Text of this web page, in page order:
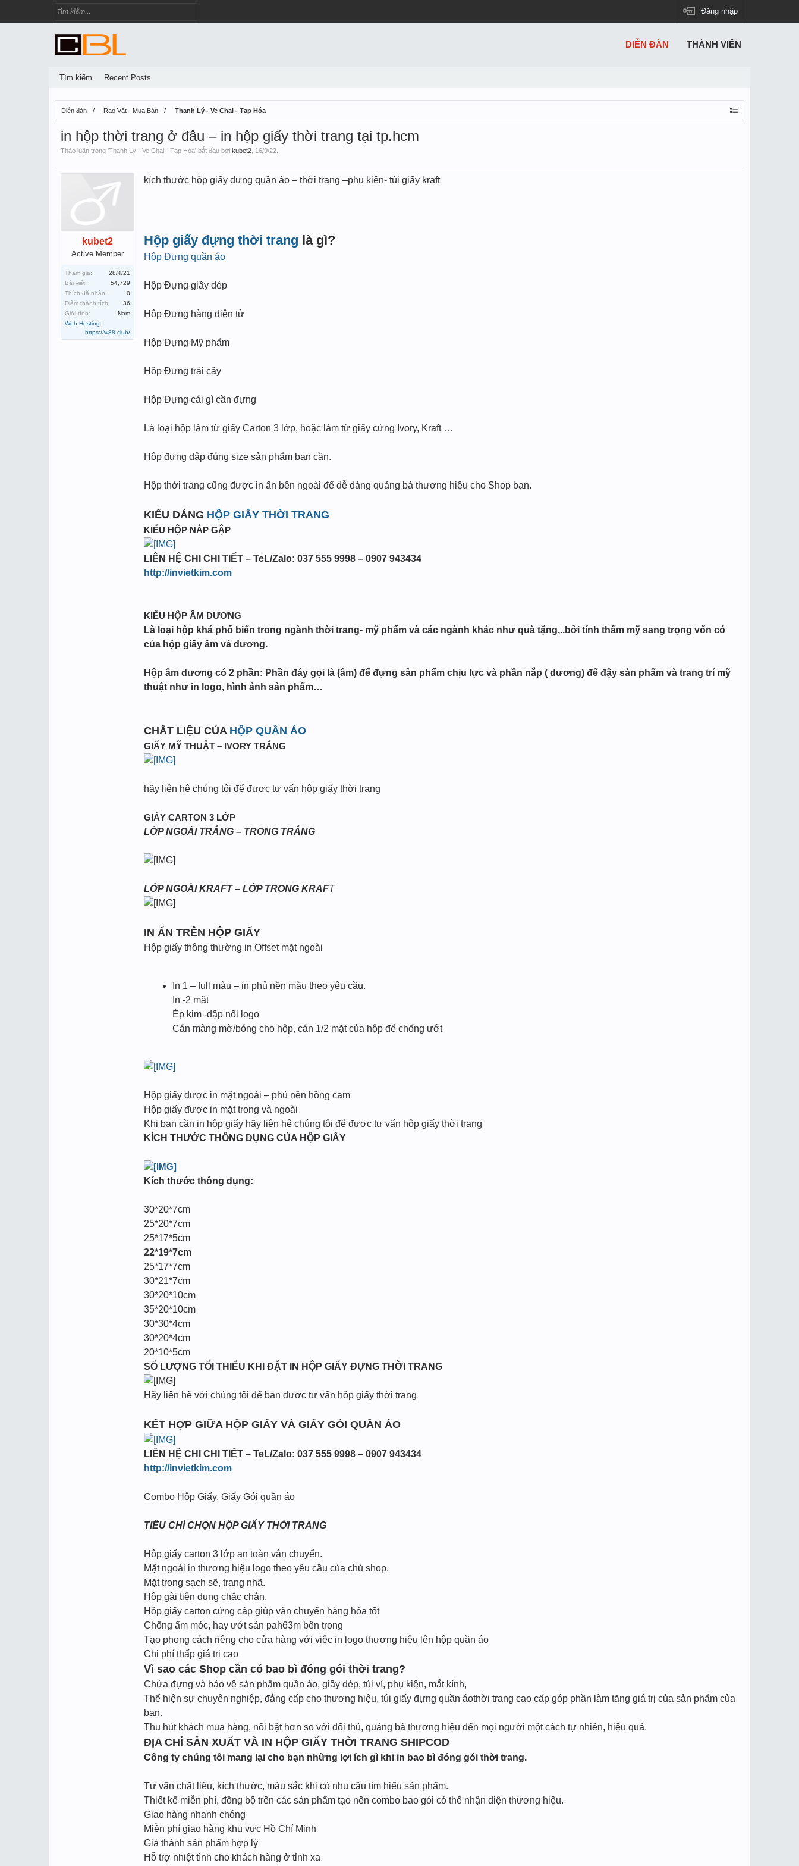
Đăng nhập
Diễn đàn Rao Vặt - Mua Bán Thanh Lý - Ve Chai - Tạp Hóa
in hộp thời trang ở đâu – in hộp giấy thời trang tại tp.hcm
Thảo luận trong 'Thanh Lý - Ve Chai - Tạp Hóa' bắt đầu bởi kubet2 16/9/22
kubet2
Active Member
Tham gia:
28/4/21
Bài viết:
54,729
Thích đã nhận:
0
Điểm thành tích:
36
Giới tính:
Nam
Web Hosting:
https://w88.club/
kích thước hộp giấy đựng quần áo – thời trang –phụ kiện- túi giấy kraft
Hộp giấy đựng thời trang là gì?
Hộp Đựng quần áo
Hộp Đựng giầy dép
Hộp Đựng hàng điện tử
Hộp Đựng Mỹ phẩm
Hộp Đựng trái cây
Hộp Đựng cái gì cần đựng
Là loại hộp làm từ giấy Carton 3 lớp, hoặc làm từ giấy cứng Ivory, Kraft …
Hộp đựng dập đúng size sản phẩm bạn cần.
Hộp thời trang cũng được in ấn bên ngoài để dễ dàng quảng bá thương hiệu cho Shop bạn.
KIỂU DÁNG HỘP GIẤY THỜI TRANG
KIỂU HỘP NẮP GẬP
LIÊN HỆ CHI CHI TIẾT – TeL/Zalo: 037 555 9998 – 0907 943434
http://invietkim.com
KIỂU HỘP ÂM DƯƠNG
Là loại hộp khá phổ biến trong ngành thời trang- mỹ phẩm và các ngành khác như quà tặng,..bởi tính thẩm mỹ sang trọng vốn có
của hộp giấy âm và dương.
Hộp âm dương có 2 phần: Phần đáy gọi là (âm) để đựng sản phẩm chịu lực và phần nắp ( dương) để đậy sản phẩm và trang trí mỹ
thuật như in logo, hình ảnh sản phẩm…
CHẤT LIỆU CỦA HỘP QUẦN ÁO
GIẤY MỸ THUẬT – IVORY TRẮNG
hãy liên hệ chúng tôi để được tư vấn hộp giấy thời trang
GIẤY CARTON 3 LỚP
LỚP NGOÀI TRẮNG – TRONG TRẮNG
LỚP NGOÀI KRAFT – LỚP TRONG KRAFT
IN ẤN TRÊN HỘP GIẤY
Hộp giấy thông thường in Offset mặt ngoài
In 1 – full màu – in phủ nền màu theo yêu cầu.
In -2 mặt
Ép kim -dập nổi logo
Cán màng mờ/bóng cho hộp, cán 1/2 mặt của hộp để chống ướt
Hộp giấy được in mặt ngoài – phủ nền hồng cam
Hộp giấy được in mặt trong và ngoài
Khi bạn cần in hộp giấy hãy liên hệ chúng tôi để được tư vấn hộp giấy thời trang
KÍCH THƯỚC THÔNG DỤNG CỦA HỘP GIẤY
Kích thước thông dụng:
30*20*7cm
25*20*7cm
25*17*5cm
22*19*7cm
25*17*7cm
30*21*7cm
30*20*10cm
35*20*10cm
30*30*4cm
30*20*4cm
20*10*5cm
SỐ LƯỢNG TỐI THIỂU KHI ĐẶT IN HỘP GIẤY ĐỰNG THỜI TRANG
Hãy liên hệ với chúng tôi để bạn được tư vấn hộp giấy thời trang
KẾT HỢP GIỮA HỘP GIẤY VÀ GIẤY GÓI QUẦN ÁO
LIÊN HỆ CHI CHI TIẾT – TeL/Zalo: 037 555 9998 – 0907 943434
http://invietkim.com
Combo Hộp Giấy, Giấy Gói quần áo
TIÊU CHÍ CHỌN HỘP GIẤY THỜI TRANG
Hộp giấy carton 3 lớp an toàn vận chuyển.
Mặt ngoài in thương hiệu logo theo yêu cầu của chủ shop.
Mặt trong sạch sẽ, trang nhã.
Hộp gài tiện dụng chắc chắn.
Hộp giấy carton cứng cáp giúp vận chuyển hàng hóa tốt
Chống ẩm móc, hay ướt sản pah63m bên trong
Tạo phong cách riêng cho cửa hàng với việc in logo thương hiệu lên hộp quần áo
Chi phí thấp giá trị cao
Vì sao các Shop cần có bao bì đóng gói thời trang?
Chứa đựng và bảo vệ sản phẩm quần áo, giầy dép, túi ví, phụ kiện, mắt kính,
Thể hiện sự chuyên nghiệp, đẳng cấp cho thương hiệu, túi giấy đựng quần áothời trang cao cấp góp phần làm tăng giá trị của sản phẩm của
bạn.
Thu hút khách mua hàng, nổi bật hơn so với đối thủ, quảng bá thương hiệu đến mọi người một cách tự nhiên, hiệu quả.
ĐỊA CHỈ SẢN XUẤT VÀ IN HỘP GIẤY THỜI TRANG SHIPCOD
Công ty chúng tôi mang lại cho bạn những lợi ích gì khi in bao bì đóng gói thời trang.
Tư vấn chất liệu, kích thước, màu sắc khi có nhu cầu tìm hiểu sản phẩm.
Thiết kế miễn phí, đồng bộ trên các sản phẩm tạo nên combo bao gói có thể nhận diện thương hiệu.
Giao hàng nhanh chóng
Miễn phí giao hàng khu vực Hồ Chí Minh
Giá thành sản phẩm hợp lý
Hỗ trợ nhiệt tình cho khách hàng ở tỉnh xa
DIỄN ĐÀN
Tìm kiếm Recent Posts
THÀNH VIÊN